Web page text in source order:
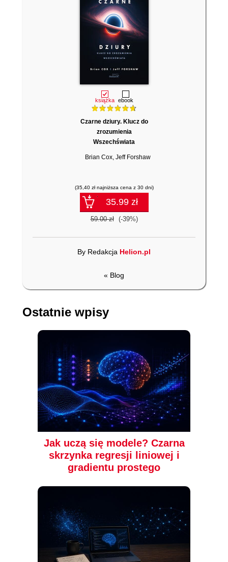
książka ebook
Czarne dziury. Klucz do
zrozumienia
Wszechświata
Brian Cox, Jeff Forshaw
(35,40 zł najniższa cena z 30 dni)
35.99 zł
59.00 zł (-39%)
« Blog
By Redakcja Helion.pl
Ostatnie wpisy
Jak uczą się modele? Czarna
skrzynka regresji liniowej i
gradientu prostego